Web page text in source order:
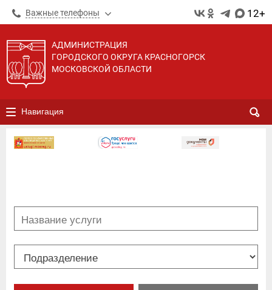
Важные телефоны 12+
АДМИНИСТРАЦИЯ
ГОРОДСКОГО ОКРУГА КРАСНОГОРСК
МОСКОВСКОЙ ОБЛАСТИ
Навигация